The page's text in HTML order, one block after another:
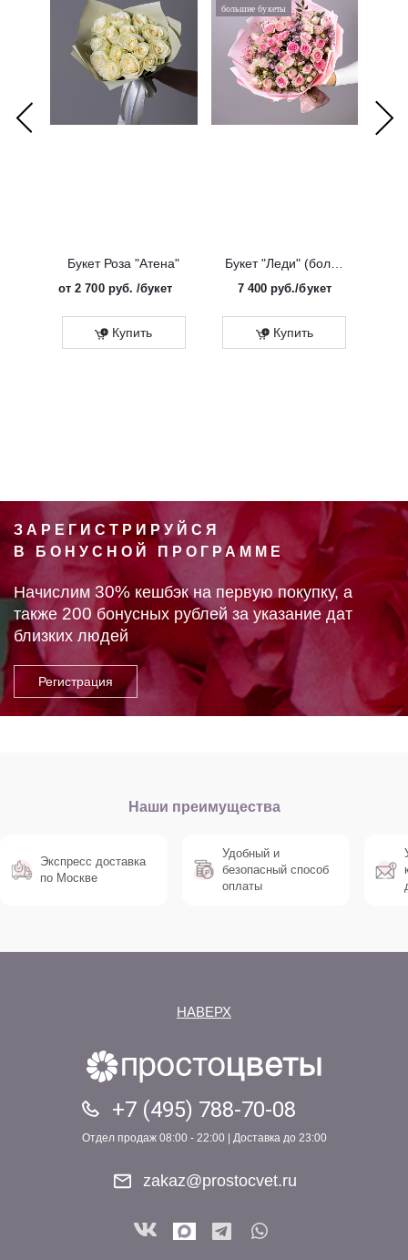
Букет Роза "Атена"
от2 700 руб. /букет
Купить
большие букеты
Букет "Леди" (большой)
7 400 руб./букет
Купить
ЗАРЕГИСТРИРУЙСЯ
В БОНУСНОЙ ПРОГРАММЕ
Начислим 30% кешбэк на первую покупку, а
также 200 бонусных рублей за указание дат
близких людей
Наши преимущества
Экспресс доставка
по Москве
Удобный и
безопасный способ
оплаты
НАВЕРХ
+7 (495) 788-70-08
Отдел продаж 08:00 - 22:00 | Доставка до 23:00
zakaz@prostocvet.ru